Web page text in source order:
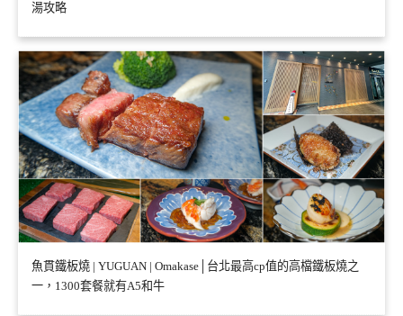
湯攻略
魚貫鐵板燒 | YUGUAN | Omakase│台北最高cp值的高檔鐵板燒之
一，1300套餐就有A5和牛